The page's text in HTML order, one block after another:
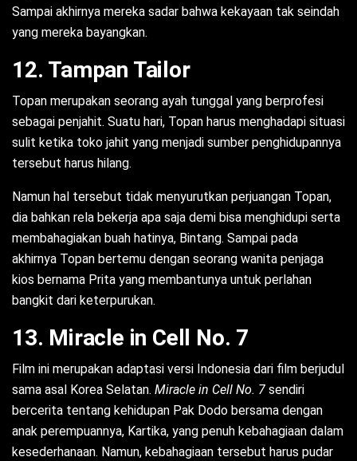
Sampai akhirnya mereka sadar bahwa kekayaan tak seindah
yang mereka bayangkan.
12. Tampan Tailor
Topan merupakan seorang ayah tunggal yang berprofesi
sebagai penjahit. Suatu hari, Topan harus menghadapi situasi
sulit ketika toko jahit yang menjadi sumber penghidupannya
tersebut harus hilang.
Namun hal tersebut tidak menyurutkan perjuangan Topan,
dia bahkan rela bekerja apa saja demi bisa menghidupi serta
membahagiakan buah hatinya, Bintang. Sampai pada
akhirnya Topan bertemu dengan seorang wanita penjaga
kios bernama Prita yang membantunya untuk perlahan
bangkit dari keterpurukan.
13. Miracle in Cell No. 7
Film ini merupakan adaptasi versi Indonesia dari film berjudul
sama asal Korea Selatan. Miracle in Cell No. 7 sendiri
bercerita tentang kehidupan Pak Dodo bersama dengan
anak perempuannya, Kartika, yang penuh kebahagiaan dalam
kesederhanaan. Namun, kebahagiaan tersebut harus pudar